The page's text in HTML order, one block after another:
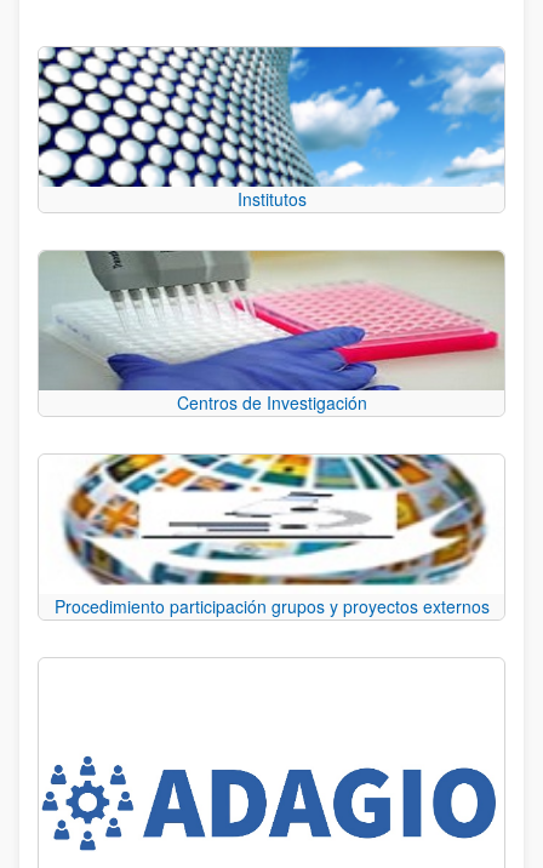
Institutos
Centros de Investigación
Procedimiento participación grupos y proyectos externos